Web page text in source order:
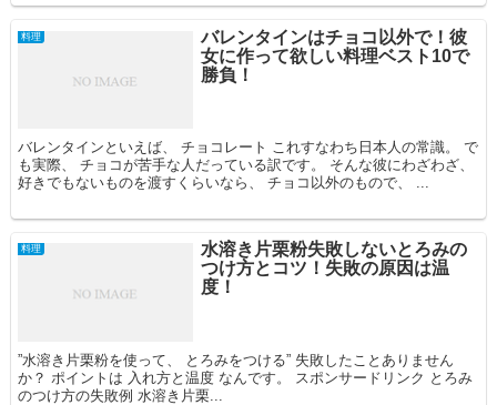
料理
バレンタインはチョコ以外で！彼
女に作って欲しい料理ベスト10で
勝負！
バレンタインといえば、 チョコレート これすなわち日本人の常識。 で
も実際、 チョコが苦手な人だっている訳です。 そんな彼にわざわざ、
好きでもないものを渡すくらいなら、 チョコ以外のもので、 ...
料理
水溶き片栗粉失敗しないとろみの
つけ方とコツ！失敗の原因は温
度！
”水溶き片栗粉を使って、 とろみをつける” 失敗したことありません
か？ ポイントは 入れ方と温度 なんです。 スポンサードリンク とろみ
のつけ方の失敗例 水溶き片栗...